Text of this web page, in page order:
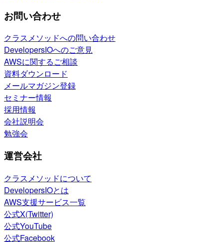
お問い合わせ
クラスメソッドへの問い合わせ
DevelopersIOへのご意見
AWSに関するご相談
資料ダウンロード
メールマガジン登録
セミナー情報
採用情報
会社説明会
勉強会
運営会社
クラスメソッドについて
DevelopersIOとは
AWS支援サービス一覧
公式X(Twitter)
公式YouTube
公式Facebook